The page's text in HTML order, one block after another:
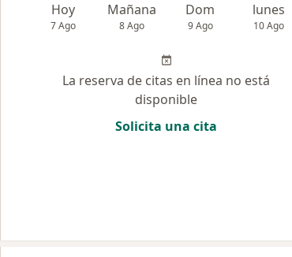
Hoy
7 Ago
Mañana
8 Ago
Dom
9 Ago
lunes
10 Ago
La reserva de citas en línea no está
disponible
Solicita una cita